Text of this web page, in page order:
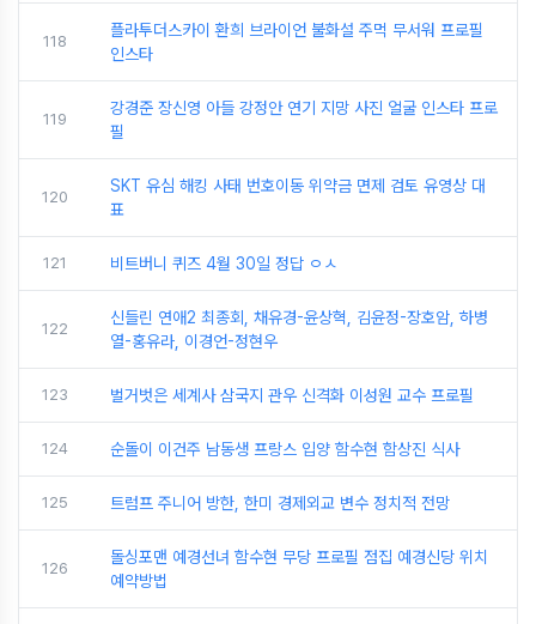
118
플라투더스카이 환희 브라이언 불화설 주먹 무서워 프로필
인스타
119
강경준 장신영 아들 강정안 연기 지망 사진 얼굴 인스타 프로
필
120
SKT 유심 해킹 사태 번호이동 위약금 면제 검토 유영상 대
표
121 비트버니 퀴즈 4월 30일 정답 ㅇㅅ
122
신들린 연애2 최종회, 채유경-윤상혁, 김윤정-장호암, 하병
열-홍유라, 이경언-정현우
123 벌거벗은 세계사 삼국지 관우 신격화 이성원 교수 프로필
124 순돌이 이건주 남동생 프랑스 입양 함수현 함상진 식사
125 트럼프 주니어 방한, 한미 경제외교 변수 정치적 전망
126
돌싱포맨 예경선녀 함수현 무당 프로필 점집 예경신당 위치
예약방법